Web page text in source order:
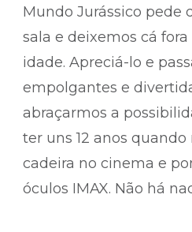
Mundo Jurássico pede
sala e deixemos cá
idade. Apreciá-lo e
empolgantes e
abraçarmos a
ter uns 12 anos
cadeira no cinema e
óculos IMAX. Não há